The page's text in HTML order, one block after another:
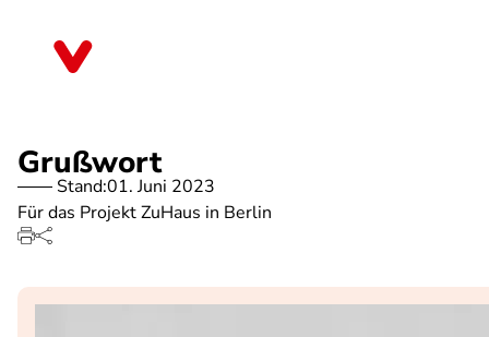
Grußwort
Stand:01. Juni 2023
Für das Projekt ZuHaus in Berlin